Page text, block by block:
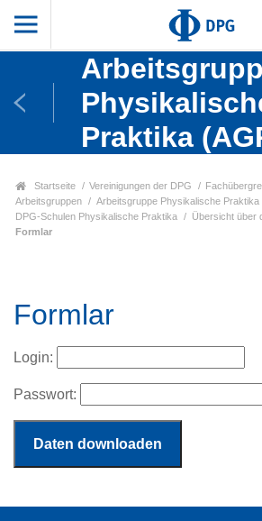
Praktika
Startseite Vereinigungen der DPG
Arbeitsgruppen
Arbeitsgruppe Physikalische Praktika
DPG-Schulen Physikalische Praktika
Übersicht über
Formlar
Formlar
Login:
Passwort: